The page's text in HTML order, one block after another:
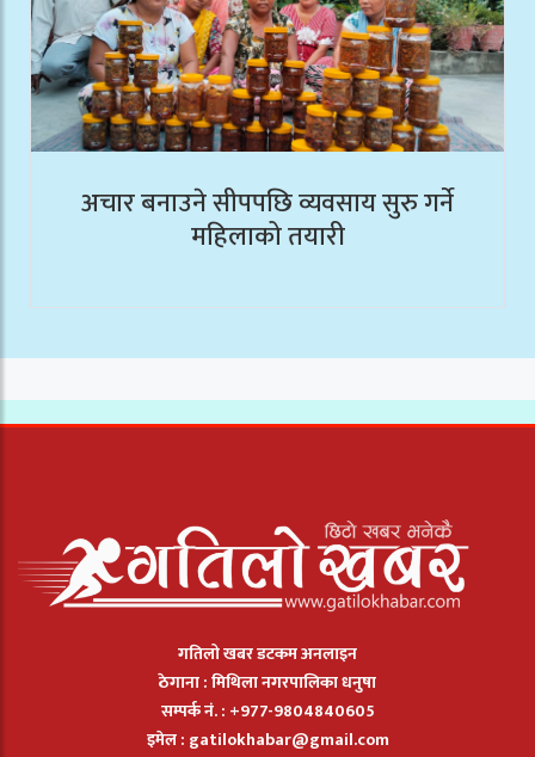
अचार बनाउने सीपपछि व्यवसाय सुरु गर्ने
महिलाको तयारी
गतिलो खबर डटकम अनलाइन
ठेगाना : मिथिला नगरपालिका धनुषा
सम्पर्क नं. : +977-9804840605
इमेल : gatilokhabar@gmail.com